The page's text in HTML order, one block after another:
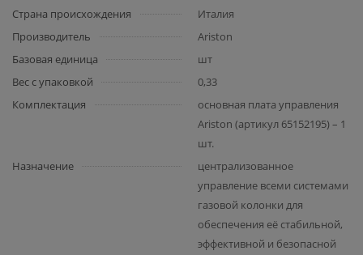
Страна происхождения
Италия
Производитель
Ariston
Базовая единица
шт
Вес с упаковкой
0,33
Комплектация
основная плата управления
Ariston (артикул 65152195) – 1
шт.
Назначение
централизованное
управление всеми системами
газовой колонки для
обеспечения её стабильной,
эффективной и безопасной